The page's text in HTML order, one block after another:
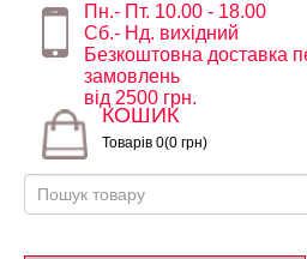
Пн.- Пт. 10.00 - 18.00
Сб.- Нд. вихідний
Безкоштовна доставка
замовлень
від 2500 грн.
КОШИК
Товарів 0(0 грн)